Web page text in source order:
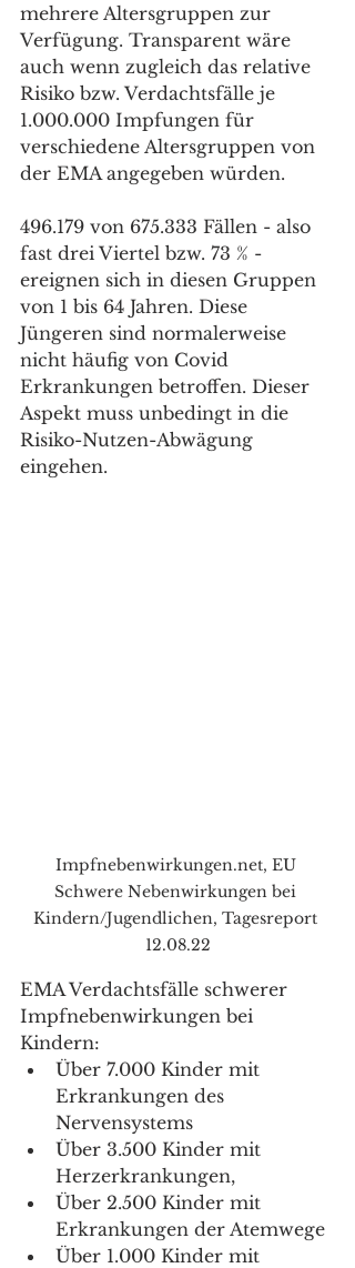
mehrere Altersgruppen zur
Verfügung. Transparent wäre
auch wenn zugleich das relative
Risiko bzw. Verdachtsfälle je
1.000.000 Impfungen für
verschiedene Altersgruppen von
der EMA angegeben würden.
496.179 von 675.333 Fällen - also
fast drei Viertel bzw. 73 % -
ereignen sich in diesen Gruppen
von 1 bis 64 Jahren. Diese
Jüngeren sind normalerweise
nicht häufig von Covid
Erkrankungen betroffen. Dieser
Aspekt muss unbedingt in die
Risiko-Nutzen-Abwägung
eingehen.
Impfnebenwirkungen.net, EU
Schwere Nebenwirkungen bei
Kindern/Jugendlichen, Tagesreport
12.08.22
EMA Verdachtsfälle schwerer
Impfnebenwirkungen bei
Kindern:
Über 7.000 Kinder mit
Erkrankungen des
Nervensystems
Über 3.500 Kinder mit
Herzerkrankungen,
Über 2.500 Kinder mit
Erkrankungen der Atemwege
Über 1.000 Kinder mit